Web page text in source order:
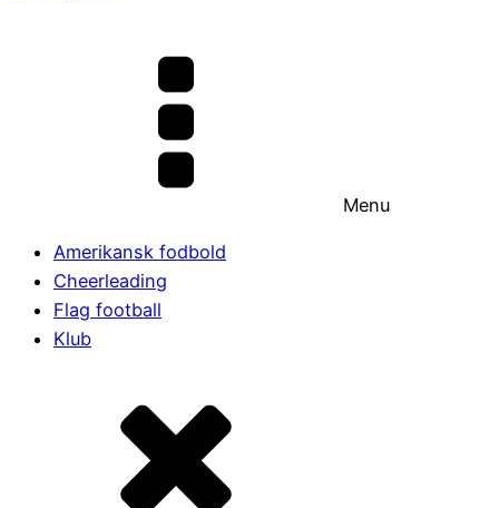
Menu
Amerikansk fodbold
Cheerleading
Flag football
Klub